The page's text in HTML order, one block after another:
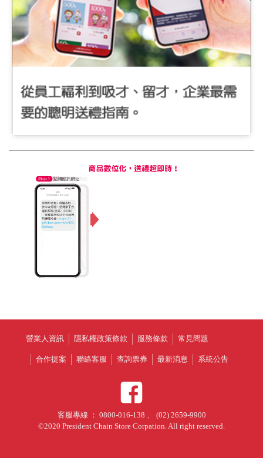
營業人資訊 隱私權政策條款 服務條款 常見問題
合作提案 聯絡客服 查詢票券 最新消息 系統公告
客服專線 ： 0800-016-138 、 (02) 2659-9900
©2020 President Chain Store Corpation. All right reserved.